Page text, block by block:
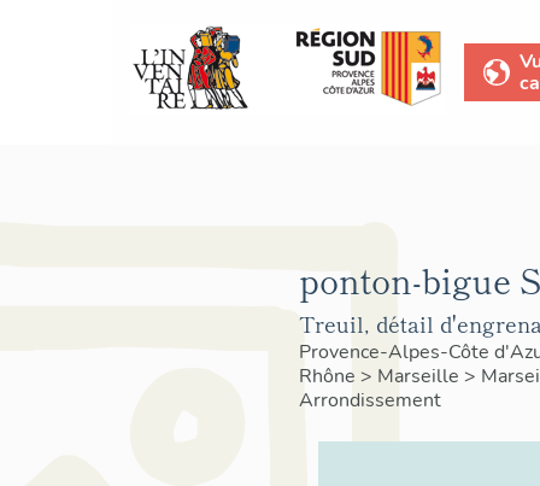
ponton-bigue
Treuil, détail
Provence-Alpes-Côte
Rhône > Marseille >
Arrondissement